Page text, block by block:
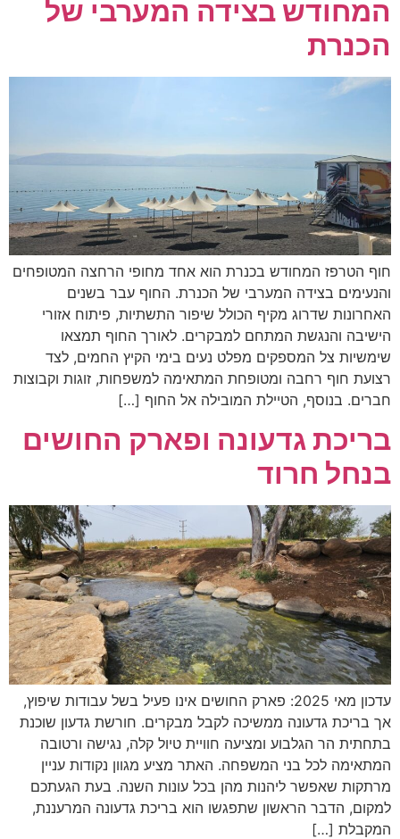
המחודש בצידה המערבי של
הכנרת
חוף הטרפז המחודש בכנרת הוא אחד מחופי הרחצה המטופחים
והנעימים בצידה המערבי של הכנרת. החוף עבר בשנים
האחרונות שדרוג מקיף הכולל שיפור התשתיות, פיתוח אזורי
הישיבה והנגשת המתחם למבקרים. לאורך החוף תמצאו
שימשיות צל המספקים מפלט נעים בימי הקיץ החמים, לצד
רצועת חוף רחבה ומטופחת המתאימה למשפחות, זוגות וקבוצות
חברים. בנוסף, הטיילת המובילה אל החוף […]
בריכת גדעונה ופארק החושים
בנחל חרוד
עדכון מאי 2025: פארק החושים אינו פעיל בשל עבודות שיפוץ,
אך בריכת גדעונה ממשיכה לקבל מבקרים. חורשת גדעון שוכנת
בתחתית הר הגלבוע ומציעה חוויית טיול קלה, נגישה ורטובה
המתאימה לכל בני המשפחה. האתר מציע מגוון נקודות עניין
מרתקות שאפשר ליהנות מהן בכל עונות השנה. בעת הגעתכם
למקום, הדבר הראשון שתפגשו הוא בריכת גדעונה המרעננת,
המקבלת […]